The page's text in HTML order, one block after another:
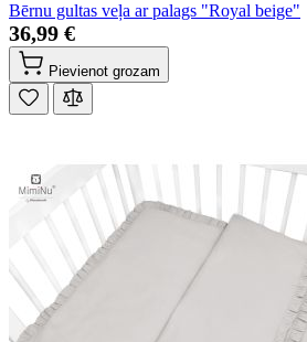
Bērnu gultas veļa ar palags "Royal beige"
36,99 €
Pievienot grozam